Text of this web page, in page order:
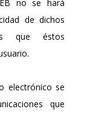
no se hará
de dichos
que éstos
electrónico se
que